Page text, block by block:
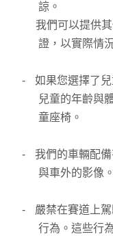
諒。
我們可以提供其
證，以實際情
-
如果您選擇了
兒童的年齡與
童座椅。
-
我們的車輛配
與車外的影像。
-
嚴禁在賽道上
行為。這些行